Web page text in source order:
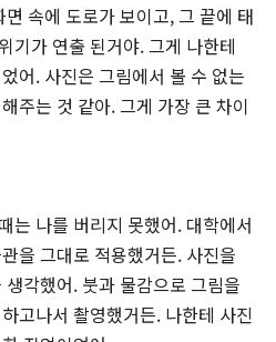
속에 도로가 보이고, 그 끝에 태
기가 연출 된거야. 그게 나한테
어. 사진은 그림에서 볼 수 없는
주는 것 같아. 그게 가장 큰 차이
는 나를 버리지 못했어. 대학에서
을 그대로 적용했거든. 사진을
각했어. 붓과 물감으로 그림을
고나서 촬영했거든. 나한테 사진